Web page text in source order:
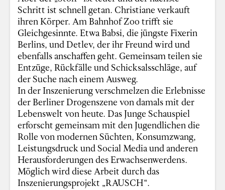
Schritt ist schnell getan. Christiane verkauft
ihren Körper. Am Bahnhof Zoo trifft sie
Gleichgesinnte. Etwa Babsi, die jüngste Fixerin
Berlins, und Detlev, der ihr Freund wird und
ebenfalls anschaffen geht. Gemeinsam teilen sie
Entzüge, Rückfälle und Schicksalsschläge, auf
der Suche nach einem Ausweg.
In der Inszenierung verschmelzen die Erlebnisse
der Berliner Drogenszene von damals mit der
Lebenswelt von heute. Das Junge Schauspiel
erforscht gemeinsam mit den Jugendlichen die
Rolle von modernen Süchten, Konsumzwang,
Leistungsdruck und Social Media und anderen
Herausforderungen des Erwachsenwerdens.
Möglich wird diese Arbeit durch das
Inszenierungsprojekt „RAUSCH“.